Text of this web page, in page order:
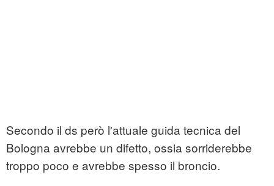
Secondo il ds però l'attuale guida tecnica del
Bologna avrebbe un difetto, ossia sorriderebbe
troppo poco e avrebbe spesso il broncio.